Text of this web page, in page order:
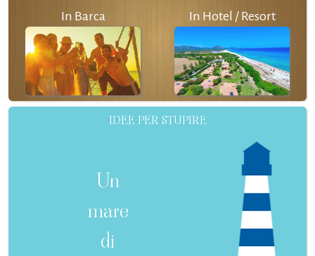
In Barca In Hotel / Resort
IDEE PER STUPIRE
Un
mare
di